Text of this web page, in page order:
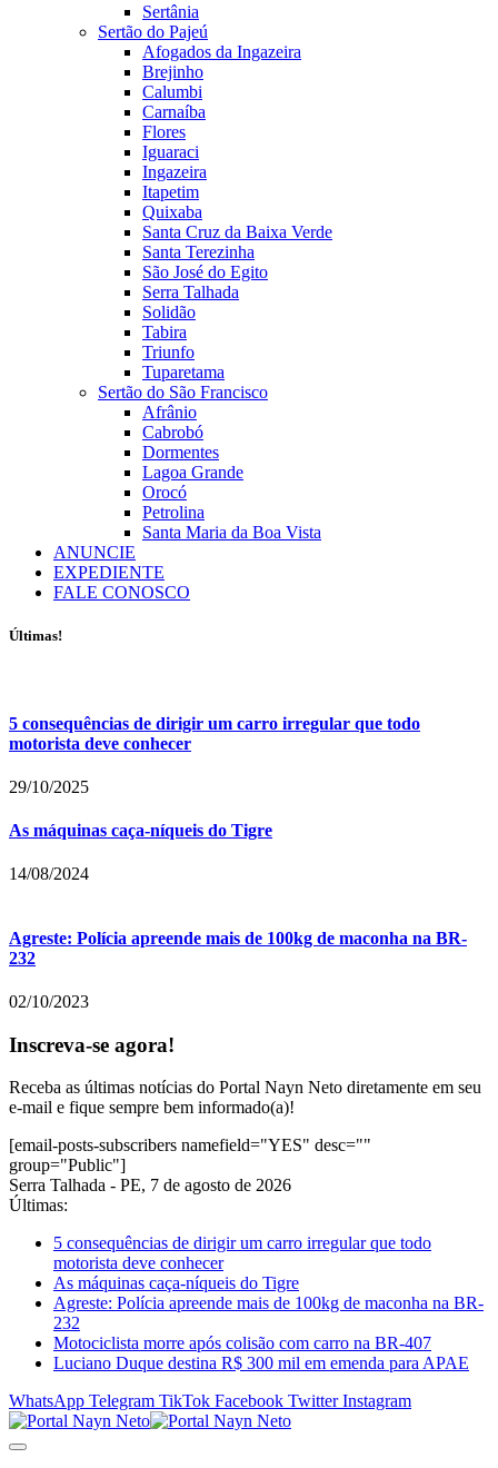
Sertânia
Sertão do Pajeú
Afogados da Ingazeira
Brejinho
Calumbi
Carnaíba
Flores
Iguaraci
Ingazeira
Itapetim
Quixaba
Santa Cruz da Baixa Verde
Santa Terezinha
São José do Egito
Serra Talhada
Solidão
Tabira
Triunfo
Tuparetama
Sertão do São Francisco
Afrânio
Cabrobó
Dormentes
Lagoa Grande
Orocó
Petrolina
Santa Maria da Boa Vista
ANUNCIE
EXPEDIENTE
FALE CONOSCO
Últimas!
5 consequências de dirigir um carro irregular que todo
motorista deve conhecer
29/10/2025
As máquinas caça-níqueis do Tigre
14/08/2024
Agreste: Polícia apreende mais de 100kg de maconha na BR-
232
02/10/2023
Inscreva-se agora!
Receba as últimas notícias do Portal Nayn Neto diretamente em seu
e-mail e fique sempre bem informado(a)!
[email-posts-subscribers namefield="YES" desc=""
group="Public"]
Serra Talhada - PE, 7 de agosto de 2026
Últimas:
5 consequências de dirigir um carro irregular que todo
motorista deve conhecer
As máquinas caça-níqueis do Tigre
Agreste: Polícia apreende mais de 100kg de maconha na BR-
232
Motociclista morre após colisão com carro na BR-407
Luciano Duque destina R$ 300 mil em emenda para APAE
WhatsApp Telegram TikTok Facebook Twitter Instagram